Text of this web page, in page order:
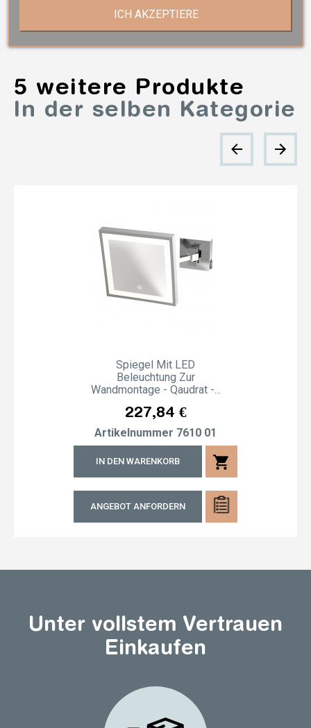
ICH AKZEPTIERE
5 weitere Produkte
In der selben Kategorie
Spiegel Mit LED
Beleuchtung Zur
Wandmontage - Qaudrat -...
Preis
227,84 €
Artikelnummer 7610 01
IN DEN WARENKORB shopping_cart
ANGEBOT ANFORDERN
Unter vollstem Vertrauen
Einkaufen